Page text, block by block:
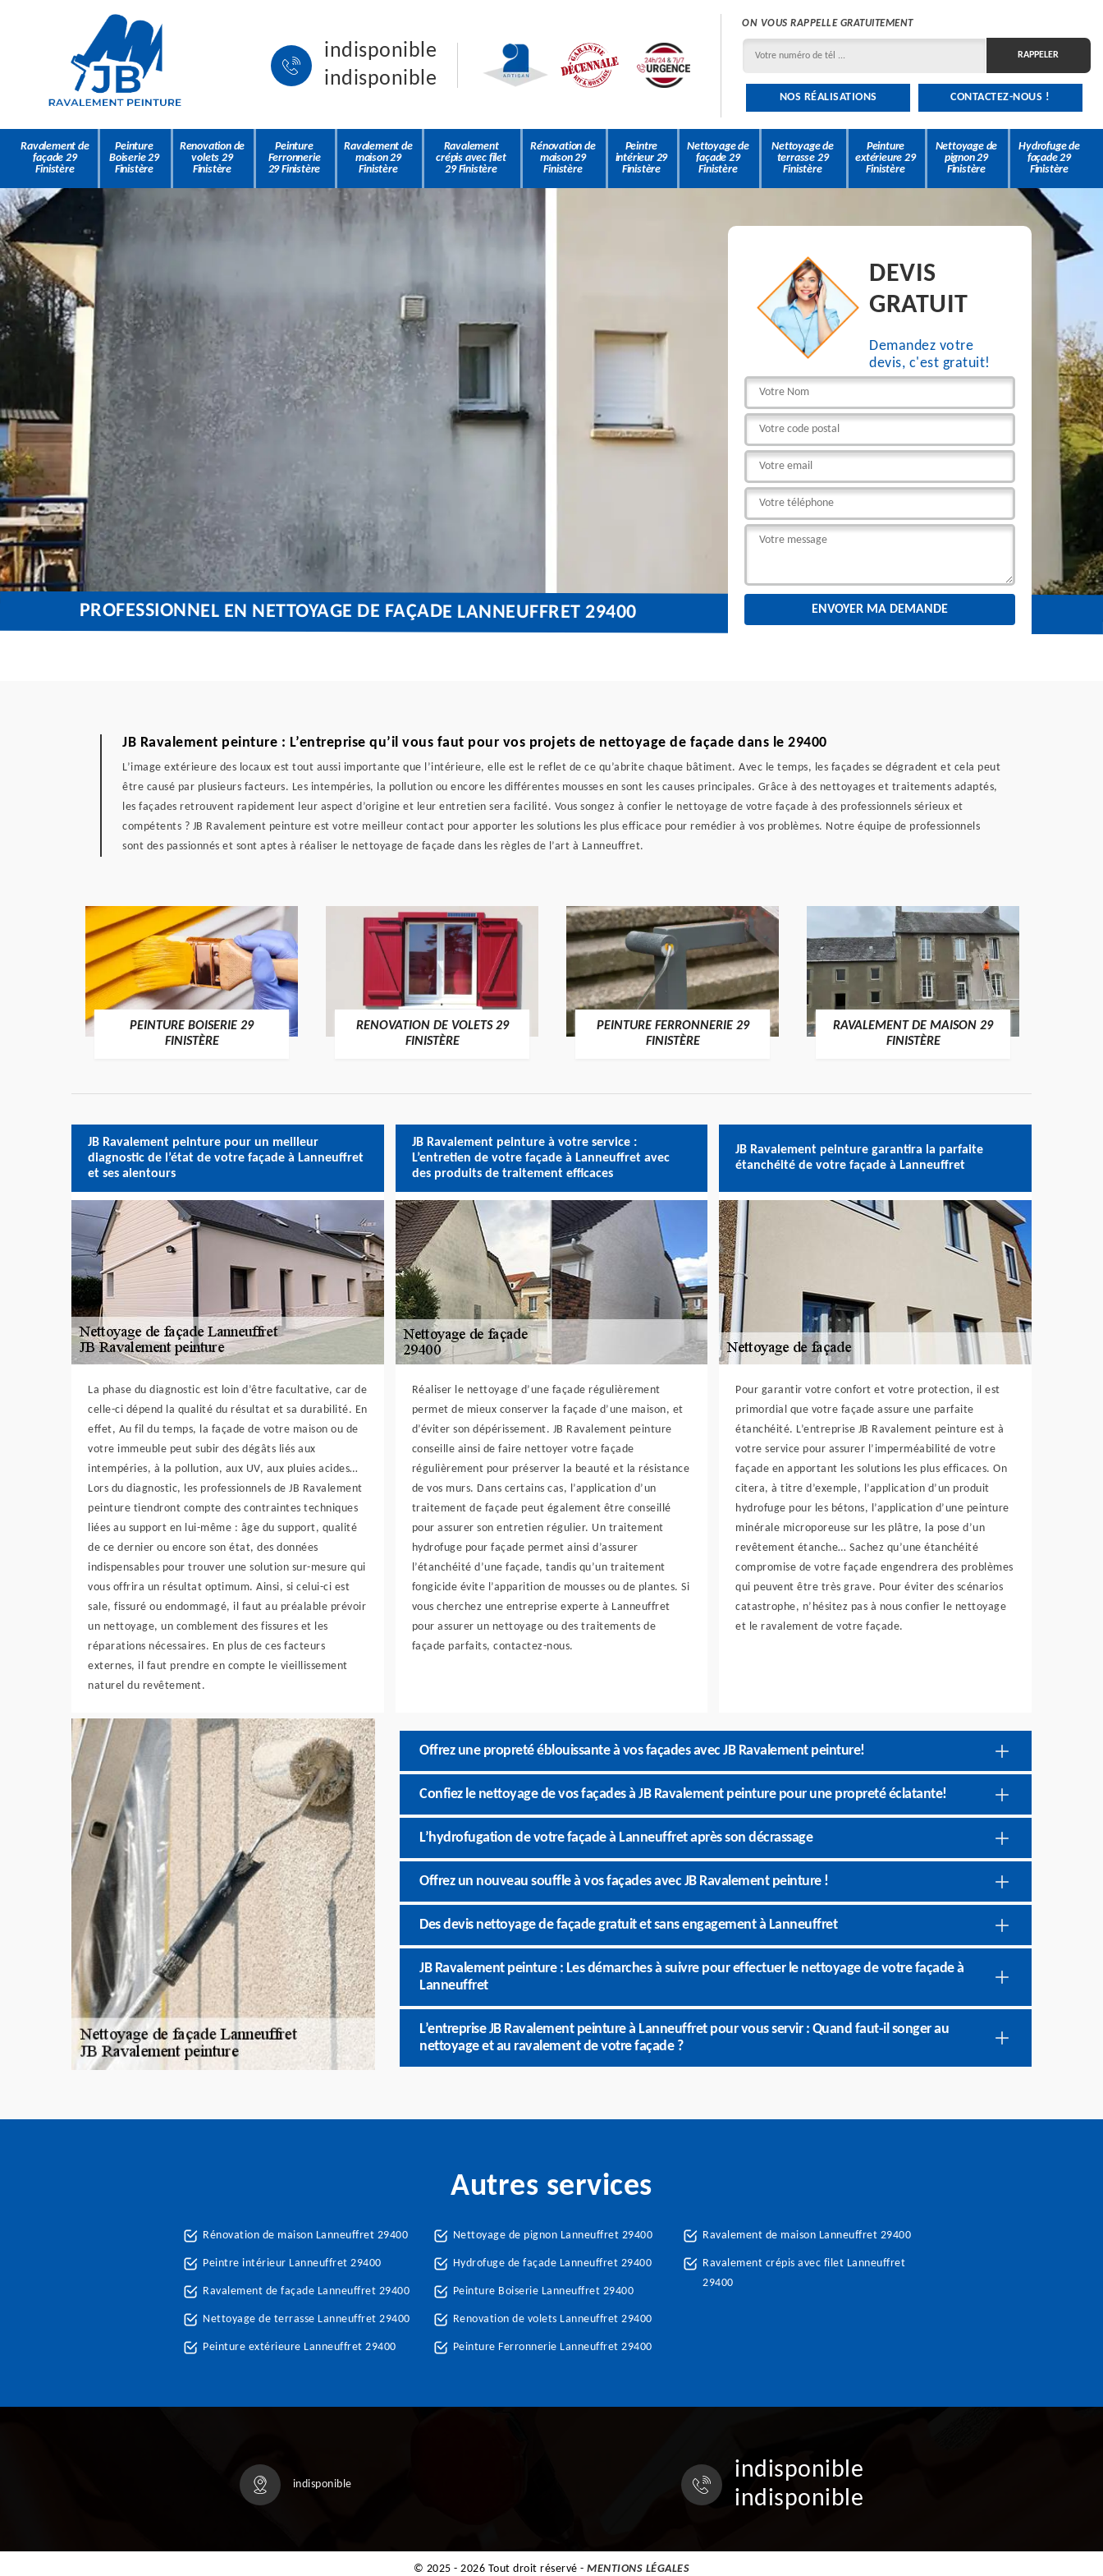
indisponible
indisponible
ON VOUS RAPPELLE GRATUITEMENT
NOS RÉALISATIONS CONTACTEZ-NOUS !
Ravalement de
façade 29
Finistère
Peinture
Boiserie 29
Finistère
Renovation de
volets 29
Finistère
Peinture
Ferronnerie
29 Finistère
Ravalement de
maison 29
Finistère
Ravalement
crépis avec filet
29 Finistère
Rénovation de
maison 29
Finistère
Peintre
intérieur 29
Finistère
Nettoyage de
façade 29
Finistère
Nettoyage de
terrasse 29
Finistère
Peinture
extérieure 29
Finistère
Nettoyage de
pignon 29
Finistère
Hydrofuge de
façade 29
Finistère
DEVIS
GRATUIT
Demandez votre
devis, c'est gratuit!
PROFESSIONNEL EN NETTOYAGE DE FAÇADE LANNEUFFRET 29400
JB Ravalement peinture : L’entreprise qu’il vous faut pour vos projets de nettoyage de façade dans le 29400
L’image extérieure des locaux est tout aussi importante que l’intérieure, elle est le reflet de ce qu’abrite chaque bâtiment. Avec le temps, les façades se dégradent et cela peut
être causé par plusieurs facteurs. Les intempéries, la pollution ou encore les différentes mousses en sont les causes principales. Grâce à des nettoyages et traitements adaptés,
les façades retrouvent rapidement leur aspect d’origine et leur entretien sera facilité. Vous songez à confier le nettoyage de votre façade à des professionnels sérieux et
compétents ? JB Ravalement peinture est votre meilleur contact pour apporter les solutions les plus efficace pour remédier à vos problèmes. Notre équipe de professionnels
sont des passionnés et sont aptes à réaliser le nettoyage de façade dans les règles de l’art à Lanneuffret.
PEINTURE BOISERIE 29
FINISTÈRE
RENOVATION DE VOLETS 29
FINISTÈRE
PEINTURE FERRONNERIE 29
FINISTÈRE
RAVALEMENT DE MAISON 29
FINISTÈRE
JB Ravalement peinture pour un meilleur
diagnostic de l’état de votre façade à Lanneuffret
et ses alentours
La phase du diagnostic est loin d’être facultative, car de
celle-ci dépend la qualité du résultat et sa durabilité. En
effet, Au fil du temps, la façade de votre maison ou de
votre immeuble peut subir des dégâts liés aux
intempéries, à la pollution, aux UV, aux pluies acides…
Lors du diagnostic, les professionnels de JB Ravalement
peinture tiendront compte des contraintes techniques
liées au support en lui-même : âge du support, qualité
de ce dernier ou encore son état, des données
indispensables pour trouver une solution sur-mesure qui
vous offrira un résultat optimum. Ainsi, si celui-ci est
sale, fissuré ou endommagé, il faut au préalable prévoir
un nettoyage, un comblement des fissures et les
réparations nécessaires. En plus de ces facteurs
externes, il faut prendre en compte le vieillissement
naturel du revêtement.
JB Ravalement peinture à votre service :
L’entretien de votre façade à Lanneuffret avec
des produits de traitement efficaces
Réaliser le nettoyage d’une façade régulièrement
permet de mieux conserver la façade d’une maison, et
d’éviter son dépérissement. JB Ravalement peinture
conseille ainsi de faire nettoyer votre façade
régulièrement pour préserver la beauté et la résistance
de vos murs. Dans certains cas, l’application d’un
traitement de façade peut également être conseillé
pour assurer son entretien régulier. Un traitement
hydrofuge pour façade permet ainsi d’assurer
l’étanchéité d’une façade, tandis qu’un traitement
fongicide évite l’apparition de mousses ou de plantes. Si
vous cherchez une entreprise experte à Lanneuffret
pour assurer un nettoyage ou des traitements de
façade parfaits, contactez-nous.
JB Ravalement peinture garantira la parfaite
étanchéité de votre façade à Lanneuffret
Pour garantir votre confort et votre protection, il est
primordial que votre façade assure une parfaite
étanchéité. L’entreprise JB Ravalement peinture est à
votre service pour assurer l’imperméabilité de votre
façade en apportant les solutions les plus efficaces. On
citera, à titre d’exemple, l’application d’un produit
hydrofuge pour les bétons, l’application d’une peinture
minérale microporeuse sur les plâtre, la pose d’un
revêtement étanche… Sachez qu’une étanchéité
compromise de votre façade engendrera des problèmes
qui peuvent être très grave. Pour éviter des scénarios
catastrophe, n’hésitez pas à nous confier le nettoyage
et le ravalement de votre façade.
Offrez une propreté éblouissante à vos façades avec JB Ravalement peinture!
Confiez le nettoyage de vos façades à JB Ravalement peinture pour une propreté éclatante!
L’hydrofugation de votre façade à Lanneuffret après son décrassage
Offrez un nouveau souffle à vos façades avec JB Ravalement peinture !
Des devis nettoyage de façade gratuit et sans engagement à Lanneuffret
JB Ravalement peinture : Les démarches à suivre pour effectuer le nettoyage de votre façade à
Lanneuffret
L’entreprise JB Ravalement peinture à Lanneuffret pour vous servir : Quand faut-il songer au
nettoyage et au ravalement de votre façade ?
Autres services
Rénovation de maison Lanneuffret 29400
Peintre intérieur Lanneuffret 29400
Ravalement de façade Lanneuffret 29400
Nettoyage de terrasse Lanneuffret 29400
Peinture extérieure Lanneuffret 29400
Nettoyage de pignon Lanneuffret 29400
Hydrofuge de façade Lanneuffret 29400
Peinture Boiserie Lanneuffret 29400
Renovation de volets Lanneuffret 29400
Peinture Ferronnerie Lanneuffret 29400
Ravalement de maison Lanneuffret 29400
Ravalement crépis avec filet Lanneuffret
29400
indisponible
indisponible
indisponible
© 2025 - 2026 Tout droit réservé -MENTIONS LÉGALES